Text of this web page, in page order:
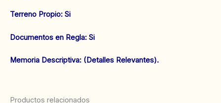
‌Terreno Propio: Si
‌Documentos en Regla: Si
‌Memoria Descriptiva: (Detalles Relevantes).
Productos relacionados